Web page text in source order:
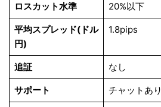
ロスカット水準 20%以下
平均スプレッド(ドル
円)
1.8pips
追証 なし
サポート チャットあり